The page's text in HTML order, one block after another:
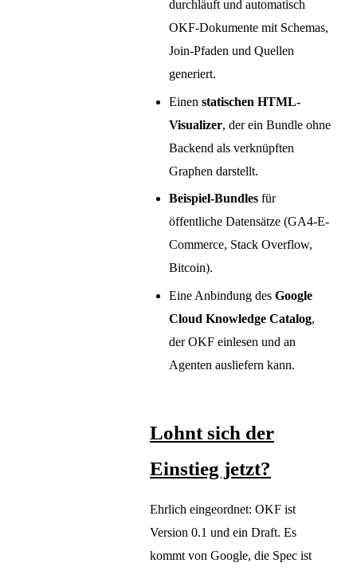
durchläuft und automatisch
OKF-Dokumente mit Schemas,
Join-Pfaden und Quellen
generiert.
Einen statischen HTML-
Visualizer, der ein Bundle ohne
Backend als verknüpften
Graphen darstellt.
Beispiel-Bundles für
öffentliche Datensätze (GA4-E-
Commerce, Stack Overflow,
Bitcoin).
Eine Anbindung des Google
Cloud Knowledge Catalog,
der OKF einlesen und an
Agenten ausliefern kann.
Lohnt sich der
Einstieg jetzt?
Ehrlich eingeordnet: OKF ist
Version 0.1 und ein Draft. Es
kommt von Google, die Spec ist